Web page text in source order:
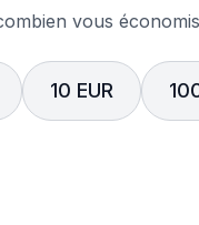
vous
10 EUR